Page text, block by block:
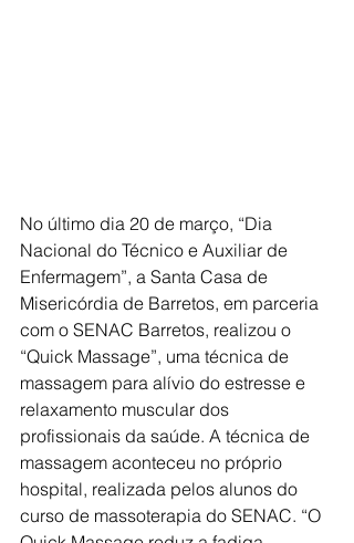
No último dia 20 de março, “Dia
Nacional do Técnico e Auxiliar de
Enfermagem”, a Santa Casa de
Misericórdia de Barretos, em parceria
com o SENAC Barretos, realizou o
“Quick Massage”, uma técnica de
massagem para alívio do estresse e
relaxamento muscular dos
profissionais da saúde. A técnica de
massagem aconteceu no próprio
hospital, realizada pelos alunos do
curso de massoterapia do SENAC. “O